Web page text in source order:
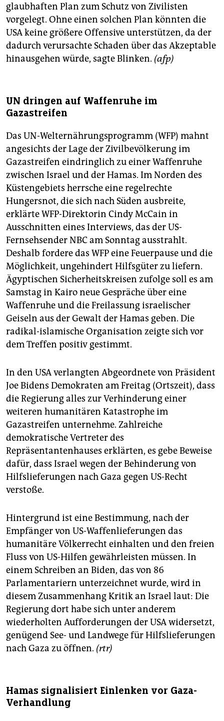
glaubhaften Plan zum Schutz von Zivilisten
vorgelegt. Ohne einen solchen Plan könnten die
USA keine größere Offensive unterstützen, da der
dadurch verursachte Schaden über das Akzeptable
hinausgehen würde, sagte Blinken. (afp)
UN dringen auf Waffenruhe im
Gazastreifen
Das UN-Welternährungsprogramm (WFP) mahnt
angesichts der Lage der Zivilbevölkerung im
Gazastreifen eindringlich zu einer Waffenruhe
zwischen Israel und der Hamas. Im Norden des
Küstengebiets herrsche eine regelrechte
Hungersnot, die sich nach Süden ausbreite,
erklärte WFP-Direktorin Cindy McCain in
Ausschnitten eines Interviews, das der US-
Fernsehsender NBC am Sonntag ausstrahlt.
Deshalb fordere das WFP eine Feuerpause und die
Möglichkeit, ungehindert Hilfsgüter zu liefern.
Ägyptischen Sicherheitskreisen zufolge soll es am
Samstag in Kairo neue Gespräche über eine
Waffenruhe und die Freilassung israelischer
Geiseln aus der Gewalt der Hamas geben. Die
radikal-islamische Organisation zeigte sich vor
dem Treffen positiv gestimmt.
In den USA verlangten Abgeordnete von Präsident
Joe Bidens Demokraten am Freitag (Ortszeit), dass
die Regierung alles zur Verhinderung einer
weiteren humanitären Katastrophe im
Gazastreifen unternehme. Zahlreiche
demokratische Vertreter des
Repräsentantenhauses erklärten, es gebe Beweise
dafür, dass Israel wegen der Behinderung von
Hilfslieferungen nach Gaza gegen US-Recht
verstoße.
Hintergrund ist eine Bestimmung, nach der
Empfänger von US-Waffenlieferungen das
humanitäre Völkerrecht einhalten und den freien
Fluss von US-Hilfen gewährleisten müssen. In
einem Schreiben an Biden, das von 86
Parlamentariern unterzeichnet wurde, wird in
diesem Zusammenhang Kritik an Israel laut: Die
Regierung dort habe sich unter anderem
wiederholten Aufforderungen der USA widersetzt,
genügend See- und Landwege für Hilfslieferungen
nach Gaza zu öffnen. (rtr)
Hamas signalisiert Einlenken vor Gaza-
Verhandlung